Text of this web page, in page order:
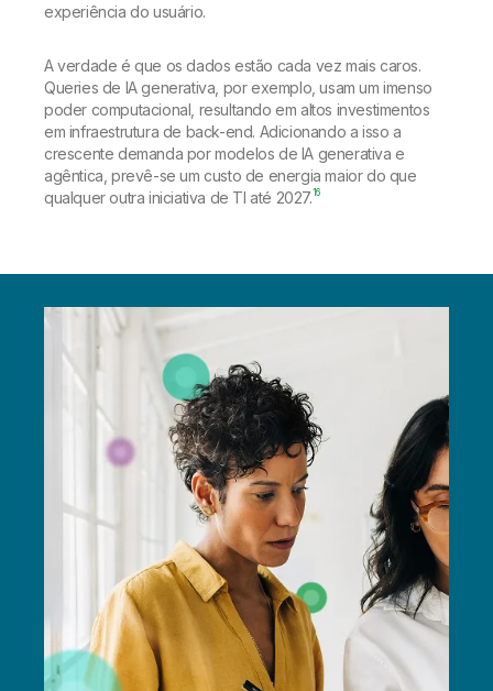
experiência do usuário.
A verdade é que os dados estão cada vez mais caros.
Queries de IA generativa, por exemplo, usam um imenso
poder computacional, resultando em altos investimentos
em infraestrutura de back-end. Adicionando a isso a
crescente demanda por modelos de IA generativa e
agêntica, prevê-se um custo de energia maior do que
qualquer outra iniciativa de TI até 2027.16